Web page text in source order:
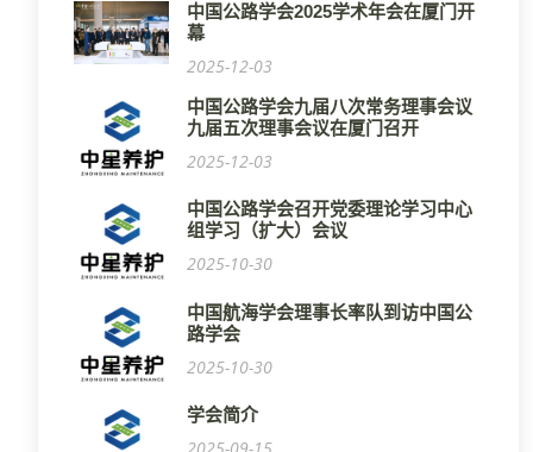
中国公路学会2025学术年会在厦门开
幕
2025-12-03
中国公路学会九届八次常务理事会议
九届五次理事会议在厦门召开
2025-12-03
中国公路学会召开党委理论学习中心
组学习（扩大）会议
2025-10-30
中国航海学会理事长率队到访中国公
路学会
2025-10-30
学会简介
2025-09-15